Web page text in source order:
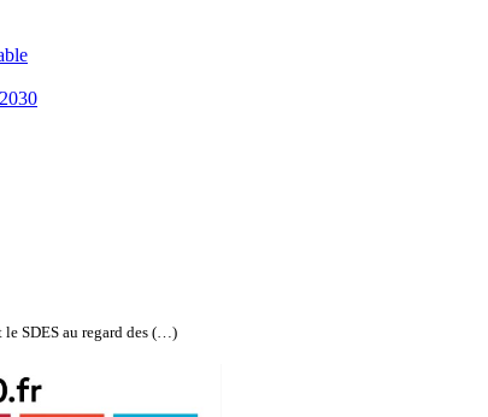
le SDES au regard des (…)